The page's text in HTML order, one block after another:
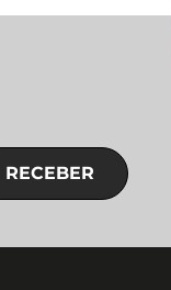
RECEBER